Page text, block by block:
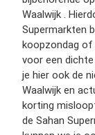
Waalwijk .
Supermarkten
koopzondag of
voor een
je hier ook de
Waalwijk en
korting
de Sahan